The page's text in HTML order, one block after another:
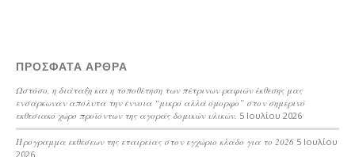
ΠΡΌΣΦΑΤΑ ΆΡΘΡΑ
Ωστόσο, η διάταξη και η τοποθέτηση των πέτρινων ραφιών έκθεσης μας
ενσάρκωναν απόλυτα την έννοια “μικρό αλλά όμορφο” στον σημερινό
εκθεσιακό χώρο προϊόντων της αγοράς δομικών υλικών. 5 Ιουλίου 2026
Πρόγραμμα εκθέσεων της εταιρείας στον εγχώριο κλάδο για το 2026 5 Ιουλίου
2026
Amharic
Arabic
Aragonese